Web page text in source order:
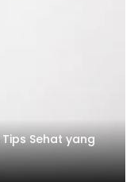
Sehat yang